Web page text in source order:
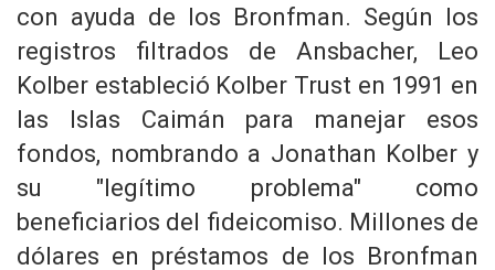
con ayuda de los Bronfman. Según los
registros filtrados de Ansbacher, Leo
Kolber estableció Kolber Trust en 1991 en
las Islas Caimán para manejar esos
fondos, nombrando a Jonathan Kolber y
su "legítimo problema" como
beneficiarios del fideicomiso. Millones de
dólares en préstamos de los Bronfman